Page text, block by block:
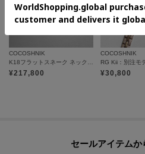
COCOSHNIK
¥217,800
COCOSHNIK
¥30,800
セールアイテム